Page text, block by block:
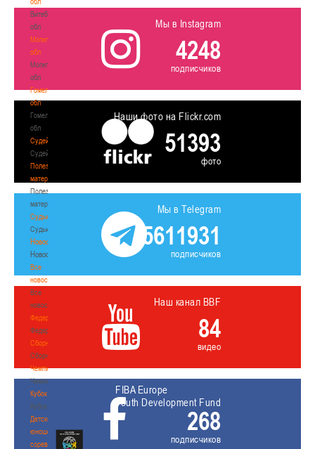
Витебская
обл
Могилевская
обл
Могилевская
обл
Гомельская
обл
Гомельская
обл
Судейство
Судейство
Полезные
материалы
Полезные
материалы
Судьи
Судьи
Новости
Новости
Все
новости
Все
новости
Федерация
Федерация
Сборные
Сборные
Чемпионат
Чемпионат
Кубок
Кубок
Детско-
юношеские
соревнования
Мы в Instagram
4248
подписчиков
Наши фото на Flickr.com
51393
фото
Мы в Telegram
5611931
подписчиков
Наш канал BBF
84
видео
FIBA Europe
Youth Development Fund
268
подписчиков